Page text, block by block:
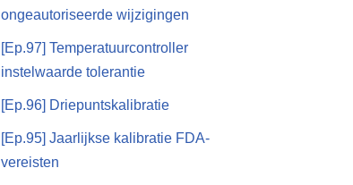
ongeautoriseerde wijzigingen
[Ep.97] Temperatuurcontroller
instelwaarde tolerantie
[Ep.96] Driepuntskalibratie
[Ep.95] Jaarlijkse kalibratie FDA-
vereisten